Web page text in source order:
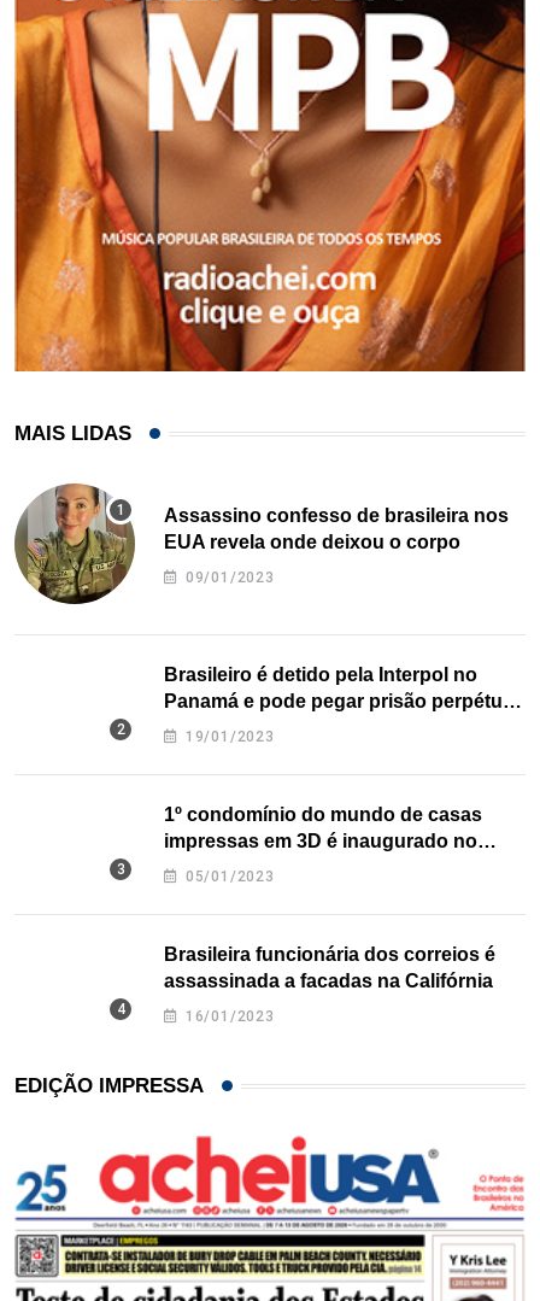
MAIS LIDAS
Assassino confesso de brasileira nos
EUA revela onde deixou o corpo
09/01/2023
Brasileiro é detido pela Interpol no
Panamá e pode pegar prisão perpétua
nos EUA
19/01/2023
1º condomínio do mundo de casas
impressas em 3D é inaugurado no
Texas
05/01/2023
Brasileira funcionária dos correios é
assassinada a facadas na Califórnia
16/01/2023
EDIÇÃO IMPRESSA